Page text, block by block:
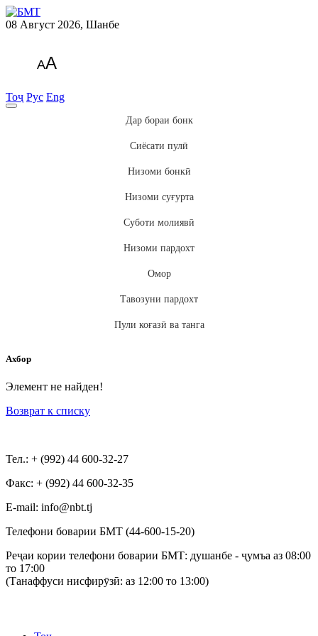
08 Август 2026, Шанбе
AA
Тоҷ Рус Eng
Дар бораи бонк
Сиёсати пулӣ
Низоми бонкӣ
Низоми суғурта
Суботи молиявӣ
Низоми пардохт
Омор
Тавозуни пардохт
Пули коғазӣ ва танга
Ахбор
Элемент не найден!
Возврат к списку
Тел.: + (992) 44 600-32-27
Факс: + (992) 44 600-32-35
Е-mail: info@nbt.tj
Телефони боварии БМТ (44-600-15-20)
Реҷаи кории телефони боварии БМТ: душанбе - ҷумъа аз 08:00
то 17:00
(Танаффуси нисфирӯзӣ: аз 12:00 то 13:00)